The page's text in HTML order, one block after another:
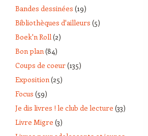
Bandes dessinées (19)
Bibliothèques d'ailleurs (5)
Boek'n Roll(2)
Bon plan(84)
Coups de coeur(135)
Exposition(25)
Focus (59)
Je dis livres ! le club de lecture (33)
Livre Migre (3)